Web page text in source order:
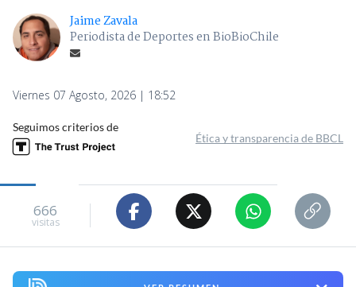
Jaime Zavala
Periodista de Deportes en BioBioChile
Viernes 07 Agosto, 2026 | 18:52
Seguimos criterios de
Ética y transparencia de BBCL
666
visitas